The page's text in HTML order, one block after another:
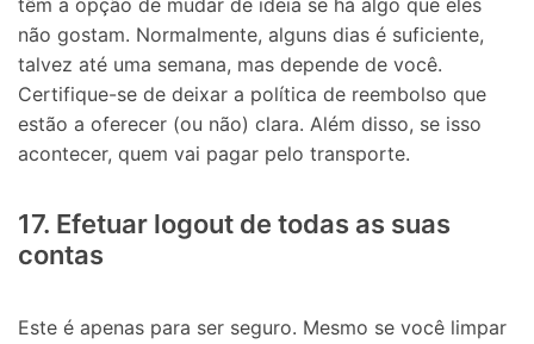
têm a opção de mudar de ideia se há algo que eles
não gostam. Normalmente, alguns dias é suficiente,
talvez até uma semana, mas depende de você.
Certifique-se de deixar a política de reembolso que
estão a oferecer (ou não) clara. Além disso, se isso
acontecer, quem vai pagar pelo transporte.
17. Efetuar logout de todas as suas
contas
Este é apenas para ser seguro. Mesmo se você limpar